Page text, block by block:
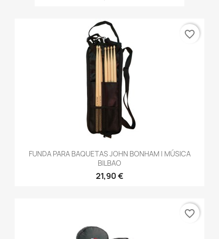
FUNDA PARA BAQUETAS JOHN BONHAM | MÚSICA
BILBAO
21,90 €
favorite_border
favorite_border